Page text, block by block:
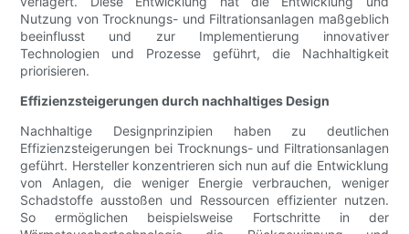
Nutzung von Trocknungs- und Filtrationsanlagen maßgeblich
beeinflusst und zur Implementierung innovativer
Technologien und Prozesse geführt, die Nachhaltigkeit
priorisieren.
Effizienzsteigerungen durch nachhaltiges Design
Nachhaltige Designprinzipien haben zu deutlichen
Effizienzsteigerungen bei Trocknungs- und Filtrationsanlagen
geführt. Hersteller konzentrieren sich nun auf die Entwicklung
von Anlagen, die weniger Energie verbrauchen, weniger
Schadstoffe ausstoßen und Ressourcen effizienter nutzen.
So ermöglichen beispielsweise Fortschritte in der